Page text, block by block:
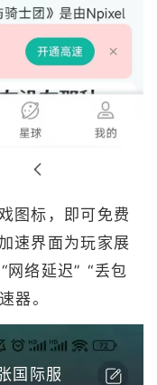
图标，即可免费
速界面为玩家展
网络延迟” “丢包
器。
国际服